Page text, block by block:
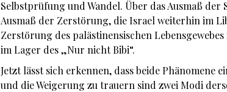
Selbstprüfung und Wandel. Über das Ausmaß
Ausmaß der Zerstörung, die Israel weiterhin im
Zerstörung des palästinensischen
im Lager des „Nur nicht Bibi“.
Jetzt lässt sich erkennen, dass beide Phänomene
und die Weigerung zu trauern sind zwei Modi